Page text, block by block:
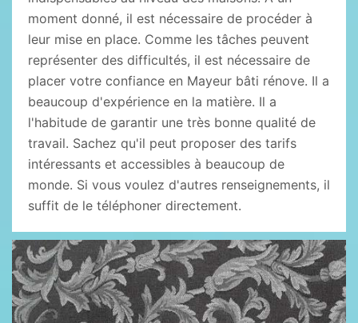
moment donné, il est nécessaire de procéder à
leur mise en place. Comme les tâches peuvent
représenter des difficultés, il est nécessaire de
placer votre confiance en Mayeur bâti rénove. Il a
beaucoup d'expérience en la matière. Il a
l'habitude de garantir une très bonne qualité de
travail. Sachez qu'il peut proposer des tarifs
intéressants et accessibles à beaucoup de
monde. Si vous voulez d'autres renseignements, il
suffit de le téléphoner directement.